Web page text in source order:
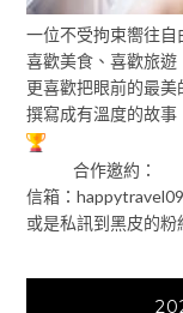
一位不受拘束嚮往自
喜歡美食、喜歡旅遊
更喜歡把眼前的最美
撰寫成有溫度的故事
合作邀約：
信箱：
或是私訊到黑皮的粉